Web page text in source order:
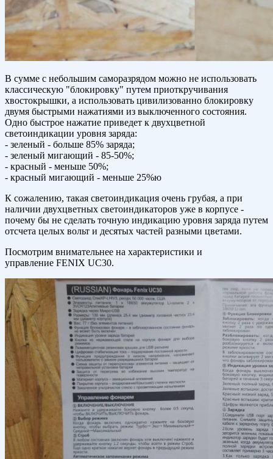
В сумме с небольшим саморазрядом можно не использовать
классическую "блокировку" путем приоткручивания
хвостокрышки, а использовать цивилизованно блокировку
двумя быстрыми нажатиями из выключенного состояния.
Одно быстрое нажатие приведет к двухцветной
светоиндикации уровня заряда:
- зеленый - больше 85% заряда;
- зеленый мигающий - 85-50%;
- красный - меньше 50%;
- красный мигающий - меньше 25%ю
К сожалению, такая светоиндикация очень грубая, а при
наличии двухцветных светоиндикаторов уже в корпусе -
почему бы не сделать точную индикацию уровня заряда путем
отсчета целых вольт и десятых частей разными цветами.
Посмотрим внимательнее на характеристики и
управление FENIX UC30.